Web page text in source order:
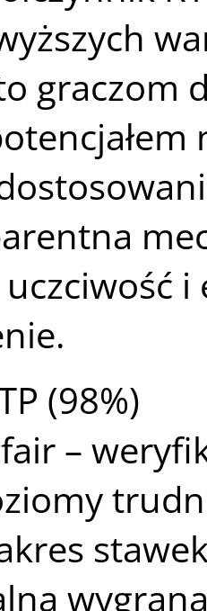
graczom
i
(98%)
–